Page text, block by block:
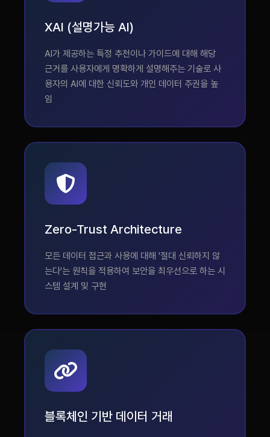
XAI (설명가능 AI)
AI가 제공하는 특정 추천이나 가이드에 대해 해당
근거를 사용자에게 명확하게 설명해주는 기술로 사
용자의 AI에 대한 신뢰도와 개인 데이터 주권을 높
임
Zero-Trust Architecture
모든 데이터 접근과 사용에 대해 '절대 신뢰하지 않
는다'는 원칙을 적용하여 보안을 최우선으로 하는 시
스템 설계 및 구현
블록체인 기반 데이터 거래